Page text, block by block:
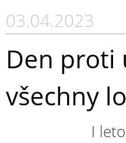
03.04.2023
Den proti
všechny
I